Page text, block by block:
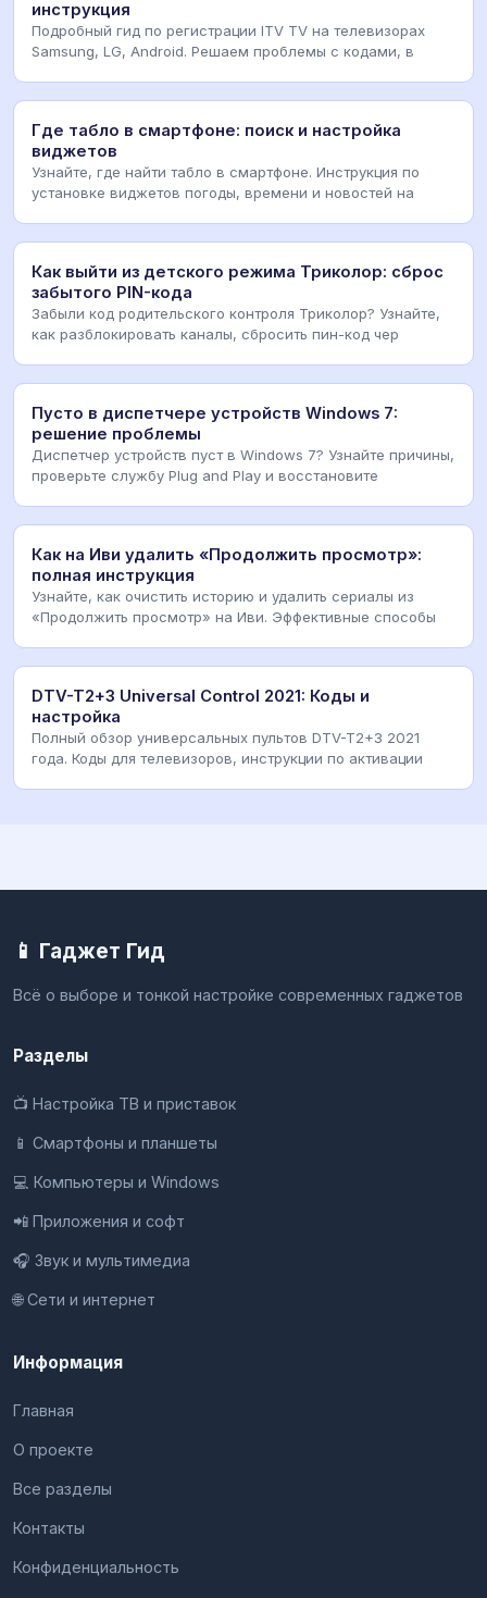
инструкция
Подробный гид по регистрации ITV TV на телевизорах
Samsung, LG, Android. Решаем проблемы с кодами, в
Где табло в смартфоне: поиск и настройка
виджетов
Узнайте, где найти табло в смартфоне. Инструкция по
установке виджетов погоды, времени и новостей на
Как выйти из детского режима Триколор: сброс
забытого PIN-кода
Забыли код родительского контроля Триколор? Узнайте,
как разблокировать каналы, сбросить пин-код чер
Пусто в диспетчере устройств Windows 7:
решение проблемы
Диспетчер устройств пуст в Windows 7? Узнайте причины,
проверьте службу Plug and Play и восстановите
Как на Иви удалить «Продолжить просмотр»:
полная инструкция
Узнайте, как очистить историю и удалить сериалы из
«Продолжить просмотр» на Иви. Эффективные способы
DTV-T2+3 Universal Control 2021: Коды и
настройка
Полный обзор универсальных пультов DTV-T2+3 2021
года. Коды для телевизоров, инструкции по активации
📱 Гаджет Гид
Всё о выборе и тонкой настройке современных гаджетов
Разделы
📺 Настройка ТВ и приставок
📱 Смартфоны и планшеты
💻 Компьютеры и Windows
📲 Приложения и софт
🎧 Звук и мультимедиа
🌐 Сети и интернет
Информация
Главная
О проекте
Все разделы
Контакты
Конфиденциальность